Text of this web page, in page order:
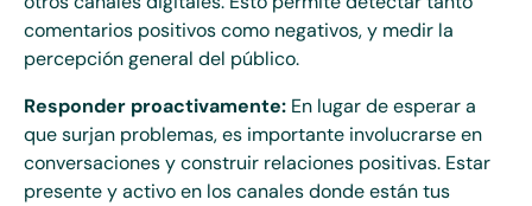
comentarios positivos como negativos, y medir la
percepción general del público.
Responder proactivamente: En lugar de esperar a
que surjan problemas, es importante involucrarse en
conversaciones y construir relaciones positivas. Estar
presente y activo en los canales donde están tus